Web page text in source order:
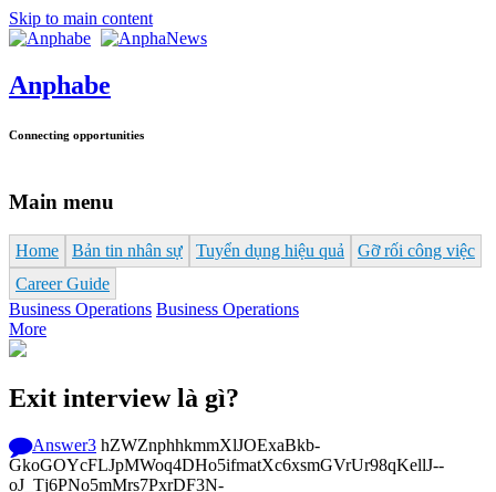
Skip to main content
Anphabe
Connecting opportunities
Main menu
Home Bản tin nhân sự Tuyển dụng hiệu quả
Gỡ rối công việc
Career Guide
Business Operations Business Operations
More
Exit interview là gì?
Answer3 hZWZnphhkmmXlJOExaBkb-
GkoGOYcFLJpMWoq4DHo5ifmatXc6xsmGVrUr98qKellJ--
oJ_Tj6PNo5mMrs7PxrDF3N-